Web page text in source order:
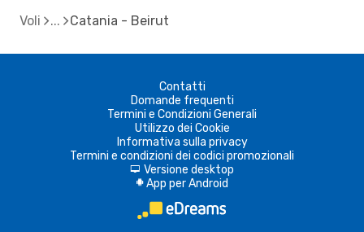
Voli Catania - Beirut
Contatti
Domande frequenti
Termini e Condizioni Generali
Utilizzo dei Cookie
Informativa sulla privacy
Termini e condizioni dei codici promozionali
d Versione desktop
A App per Android